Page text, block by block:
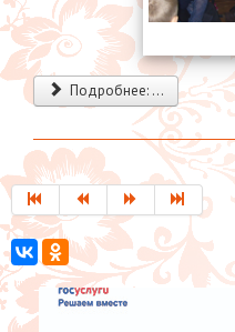
Подробнее: ...